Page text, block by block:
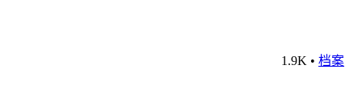
1.9K • 档案